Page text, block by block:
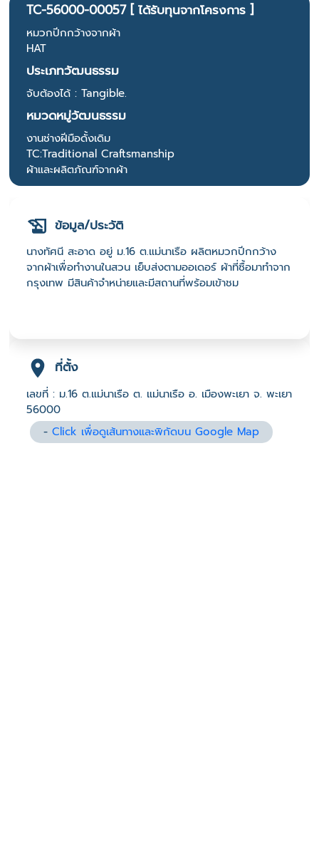
TC-56000-00057 [ ได้รับทุนจากโครงการ ]
หมวกปีกกว้างจากผ้า
HAT
ประเภทวัฒนธรรม
จับต้องได้ : Tangible.
หมวดหมู่วัฒนธรรม
งานช่างฝีมือดั้งเดิม
TC:Traditional Craftsmanship
ผ้าและผลิตภัณฑ์จากผ้า
ข้อมูล/ประวัติ
นางทัศนี สะอาด อยู่ ม.16 ต.แม่นาเรือ ผลิตหมวกปีกกว้าง
จากผ้าเพื่อทำงานในสวน เย็บส่งตามออเดอร์ ผ้าที่ซื้อมาทำจาก
กรุงเทพ มีสินค้าจำหน่ายและมีสถานที่พร้อมเข้าชม
ที่ตั้ง
เลขที่ : ม.16 ต.แม่นาเรือ ต. แม่นาเรือ อ. เมืองพะเยา จ. พะเยา
56000
-Click เพื่อดูเส้นทางและพิกัดบน Google Map